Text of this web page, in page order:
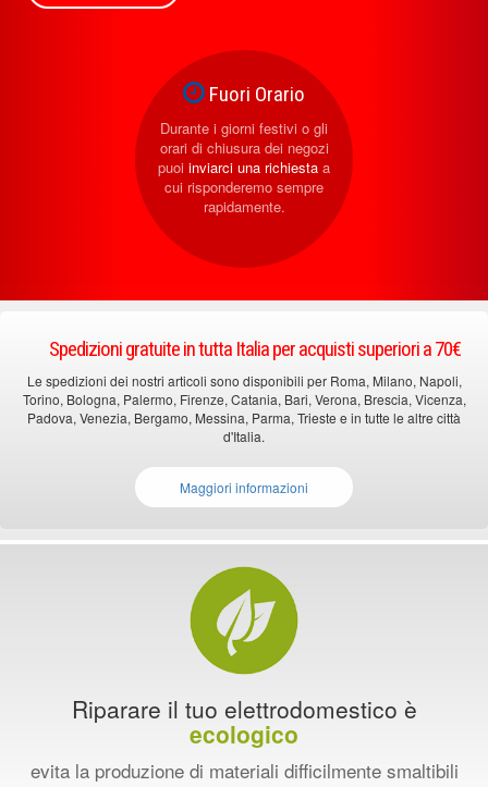
Fuori Orario
Durante i giorni festivi o gli
orari di chiusura dei negozi
puoi inviarci una richiesta a
cui risponderemo sempre
rapidamente.
Spedizioni gratuite in tutta Italia per acquisti superiori a 70€
Le spedizioni dei nostri articoli sono disponibili per Roma, Milano, Napoli,
Torino, Bologna, Palermo, Firenze, Catania, Bari, Verona, Brescia, Vicenza,
Padova, Venezia, Bergamo, Messina, Parma, Trieste e in tutte le altre città
d'Italia.
Maggiori informazioni
Riparare il tuo elettrodomestico è
ecologico
evita la produzione di materiali difficilmente smaltibili